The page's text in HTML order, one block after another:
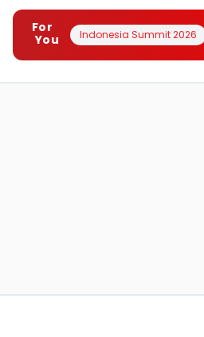
For
You
Indonesia Summit 2026